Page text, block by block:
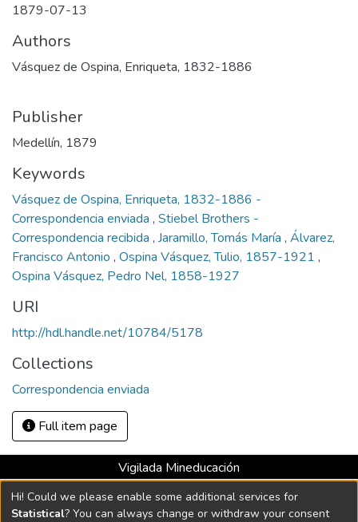
1879-07-13
Authors
Vásquez de Ospina, Enriqueta, 1832-1886
Publisher
Medellín, 1879
Keywords
Vásquez de Ospina, Enriqueta, 1832-1886 -
Correspondencia enviada , Stiebel Brothers -
Correspondencia recibida , Jaramillo, Tomás María , Álvarez,
Francisco Antonio , Ospina Vásquez, Tulio, 1857-1921 ,
Ospina Vásquez, Pedro Nel, 1858-1927
URI
http://hdl.handle.net/10784/5178
Collections
Correspondencia enviada
Full item page
Vigilada Mineducación
Universidad con Acreditación Institucional hasta 2026 -
Resolución MEN 2158 de 2018
Hi! Could we please enable some additional services for
Statistical? You can always change or withdraw your consent